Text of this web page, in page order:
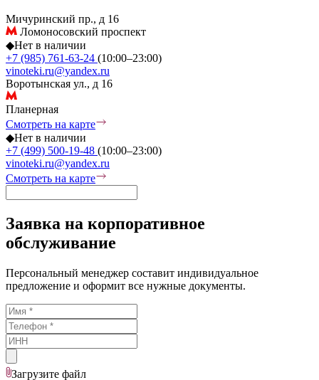
Мичуринский пр., д 16
Ломоносовский проспект
◆Нет в наличии
+7 (985) 761-63-24 (10:00–23:00)
vinoteki.ru@yandex.ru
Воротынская ул., д 16
Планерная
Смотреть на карте
◆Нет в наличии
+7 (499) 500-19-48 (10:00–23:00)
vinoteki.ru@yandex.ru
Смотреть на карте
Заявка на корпоративное
обслуживание
Персональный менеджер составит индивидуальное
предложение и оформит все нужные документы.
Загрузите файл